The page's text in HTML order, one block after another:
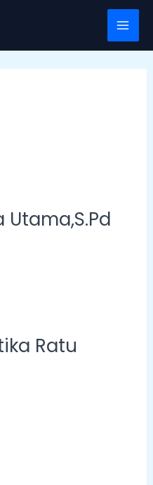
Main
Ratu